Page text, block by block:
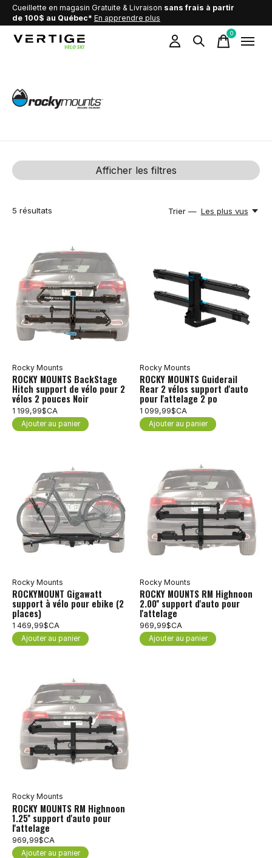
Cueillette en magasin Gratuite & Livraison sans frais à partir
de 100$ au Québec* En apprendre plus
0items
Rocky Mounts
Afficher les filtres
5 résultats Trier — Les plus vus
Rocky Mounts
ROCKY MOUNTS BackStage
Hitch support de vélo pour 2
vélos 2 pouces Noir
1 199,99$CA
Ajouter au panier
Rocky Mounts
ROCKY MOUNTS Guiderail
Rear 2 vélos support d'auto
pour l'attelage 2 po
1 099,99$CA
Ajouter au panier
Rocky Mounts
ROCKYMOUNT Gigawatt
support à vélo pour ebike (2
places)
1 469,99$CA
Ajouter au panier
Rocky Mounts
ROCKY MOUNTS RM Highnoon
2.00'' support d'auto pour
l'attelage
969,99$CA
Ajouter au panier
Rocky Mounts
ROCKY MOUNTS RM Highnoon
1.25'' support d'auto pour
l'attelage
969,99$CA
Ajouter au panier